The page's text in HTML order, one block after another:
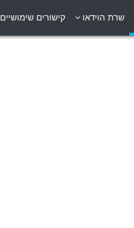
שרת הוידאו קישורים שימושיים